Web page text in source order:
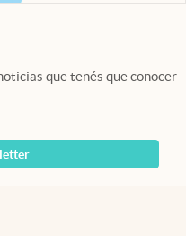
que tenés que conocer